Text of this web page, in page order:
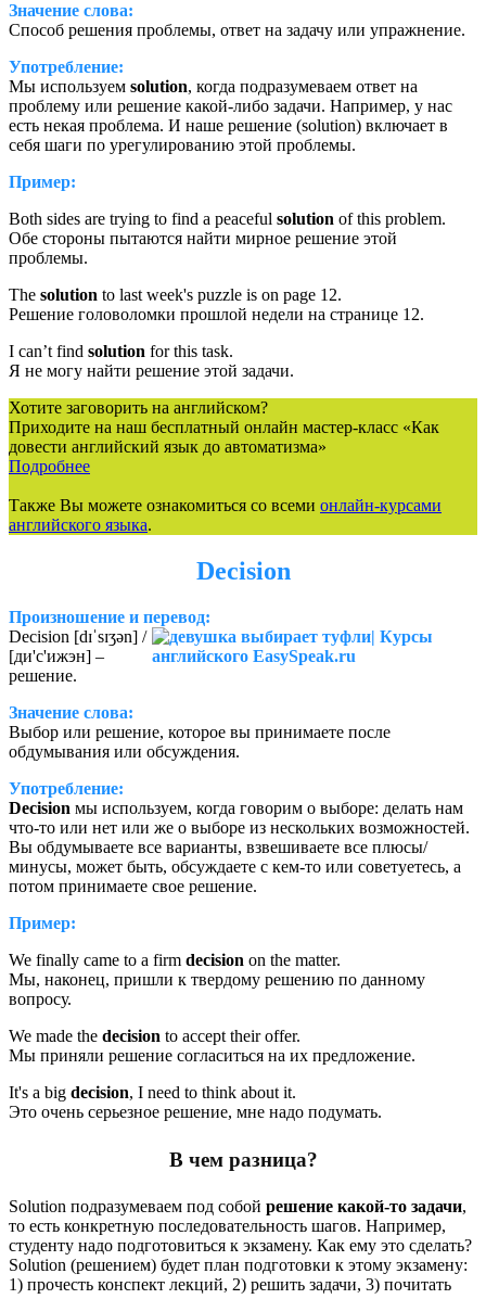
Значение слова:
Способ решения проблемы, ответ на задачу или упражнение.
Употребление:
Мы используем solution, когда подразумеваем ответ на
проблему или решение какой-либо задачи. Например, у нас
есть некая проблема. И наше решение (solution) включает в
себя шаги по урегулированию этой проблемы.
Пример:
Both sides are trying to find a peaceful solution of this problem.
Обе стороны пытаются найти мирное решение этой
проблемы.
The solution to last week's puzzle is on page 12.
Решение головоломки прошлой недели на странице 12.
I can’t find solution for this task.
Я не могу найти решение этой задачи.
Хотите заговорить на английском?
Приходите на наш бесплатный онлайн мастер-класс «Как
довести английский язык до автоматизма»
Подробнее
Также Вы можете ознакомиться со всеми онлайн-курсами
английского языка.
Decision
Произношение и перевод:
Decision [dɪˈsɪʒən] /
[ди'с'ижэн] –
решение.
Значение слова:
Выбор или решение, которое вы принимаете после
обдумывания или обсуждения.
Употребление:
Decision мы используем, когда говорим о выборе: делать нам
что-то или нет или же о выборе из нескольких возможностей.
Вы обдумываете все варианты, взвешиваете все плюсы/
минусы, может быть, обсуждаете с кем-то или советуетесь, а
потом принимаете свое решение.
Пример:
We finally came to a firm decision on the matter.
Мы, наконец, пришли к твердому решению по данному
вопросу.
We made the decision to accept their offer.
Мы приняли решение согласиться на их предложение.
It's a big decision, I need to think about it.
Это очень серьезное решение, мне надо подумать.
В чем разница?
Solution подразумеваем под собой решение какой-то задачи,
то есть конкретную последовательность шагов. Например,
студенту надо подготовиться к экзамену. Как ему это сделать?
Solution (решением) будет план подготовки к этому экзамену:
1) прочесть конспект лекций, 2) решить задачи, 3) почитать